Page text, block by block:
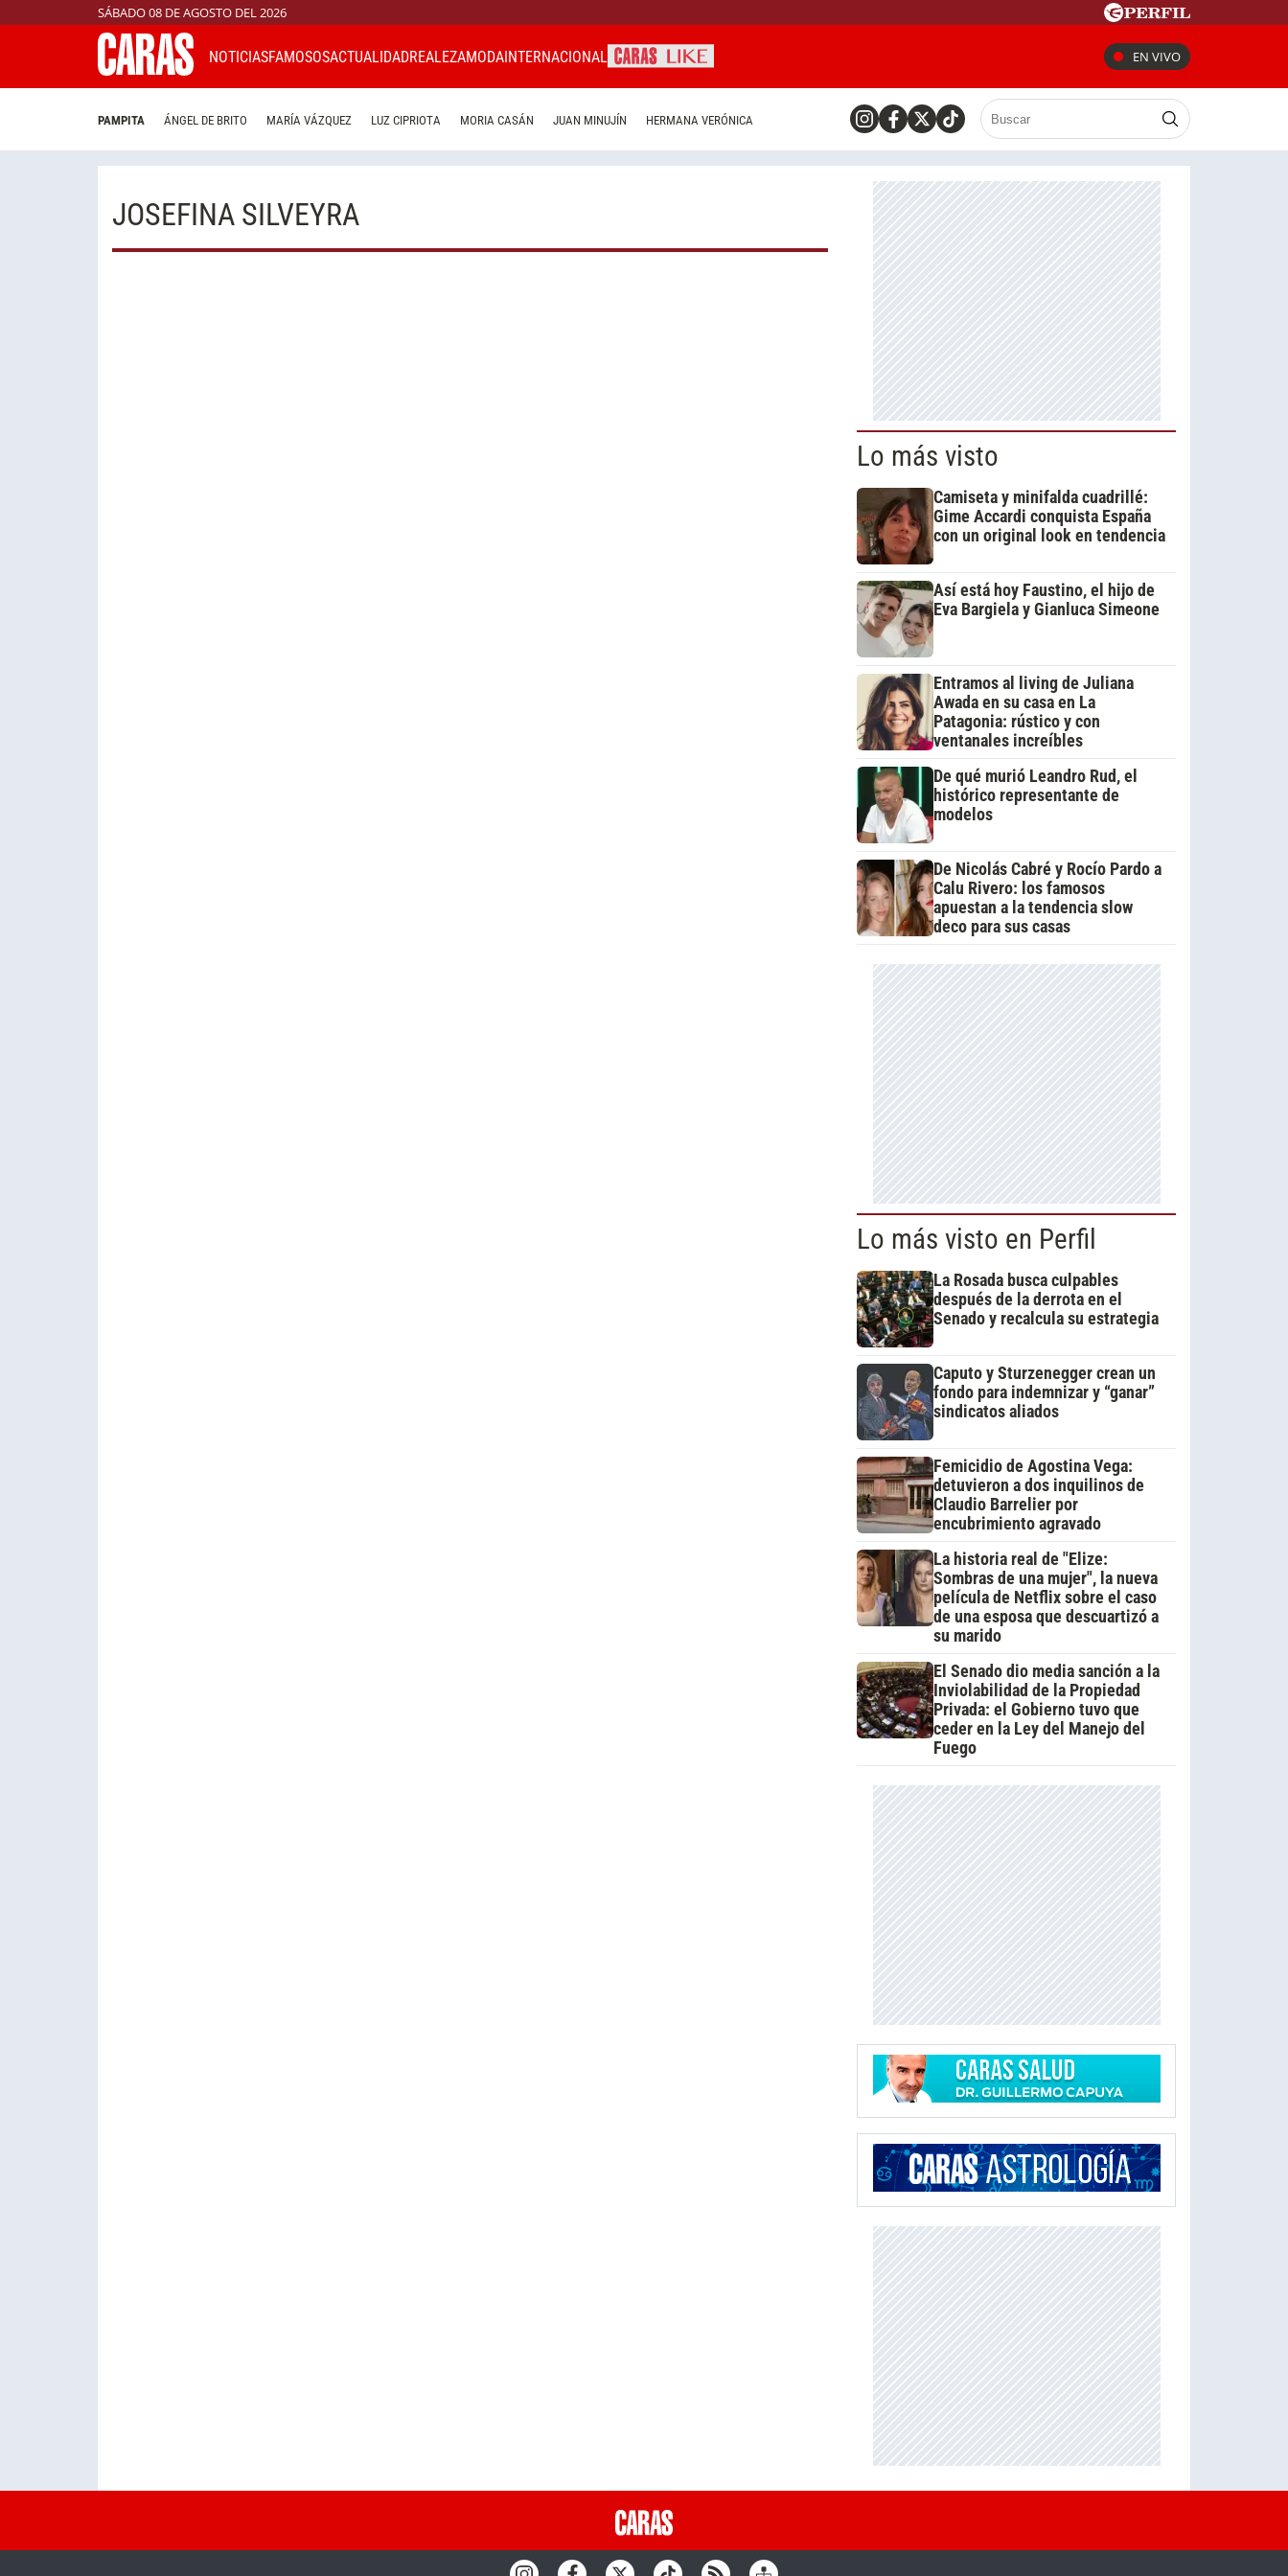
SÁBADO 08 DE AGOSTO DEL 2026
NOTICIASFAMOSOSACTUALIDADREALEZAMODAINTERNACIONAL EN VIVO
PAMPITA ÁNGEL DE BRITO MARÍA VÁZQUEZ LUZ CIPRIOTA MORIA CASÁN JUAN MINUJÍN HERMANA VERÓNICA
JOSEFINA SILVEYRA
Lo más visto
Camiseta y minifalda cuadrillé:
Gime Accardi conquista España
con un original look en tendencia
Así está hoy Faustino, el hijo de
Eva Bargiela y Gianluca Simeone
Entramos al living de Juliana
Awada en su casa en La
Patagonia: rústico y con
ventanales increíbles
De qué murió Leandro Rud, el
histórico representante de
modelos
De Nicolás Cabré y Rocío Pardo a
Calu Rivero: los famosos
apuestan a la tendencia slow
deco para sus casas
Lo más visto en Perfil
La Rosada busca culpables
después de la derrota en el
Senado y recalcula su estrategia
Caputo y Sturzenegger crean un
fondo para indemnizar y “ganar”
sindicatos aliados
Femicidio de Agostina Vega:
detuvieron a dos inquilinos de
Claudio Barrelier por
encubrimiento agravado
La historia real de "Elize:
Sombras de una mujer", la nueva
película de Netflix sobre el caso
de una esposa que descuartizó a
su marido
El Senado dio media sanción a la
Inviolabilidad de la Propiedad
Privada: el Gobierno tuvo que
ceder en la Ley del Manejo del
Fuego